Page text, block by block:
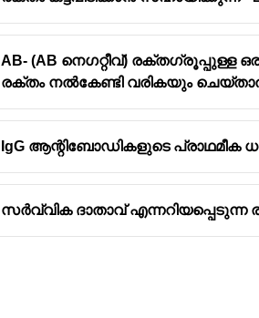
AB- (AB നെഗറ്റീവ്) രക്തഗ്രൂപ്പുള്ള
രക്തം നൽകേണ്ടി വരികയും
IgG ആന്റിബോഡികളുടെ പ്രാഥമീക
സർവ്വിക ദാതാവ് എന്നറിയപ്പെടുന്ന